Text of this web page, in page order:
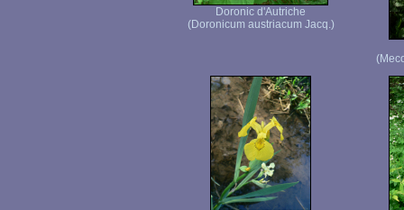
Doronic d'Autriche
(Doronicum austriacum Jacq.)